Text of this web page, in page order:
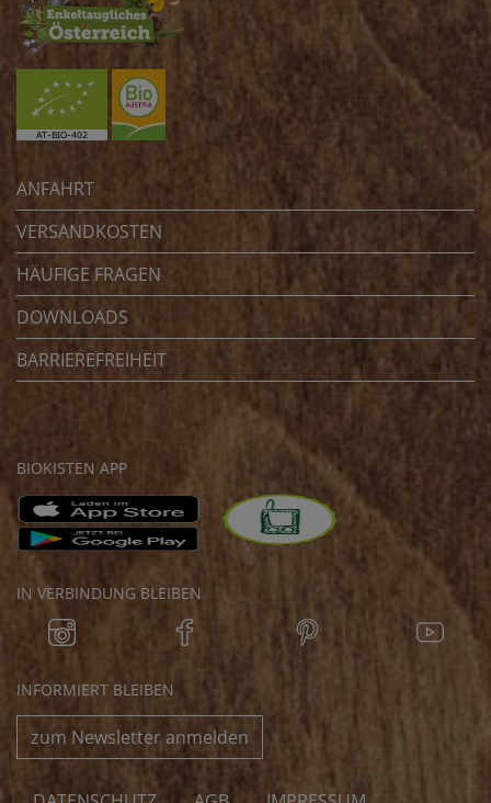
ANFAHRT
VERSANDKOSTEN
HÄUFIGE FRAGEN
DOWNLOADS
BARRIEREFREIHEIT
BIOKISTEN APP
IN VERBINDUNG BLEIBEN
INFORMIERT BLEIBEN
zum Newsletter anmelden